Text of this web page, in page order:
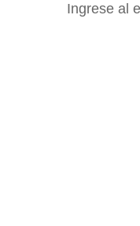
Ingrese al